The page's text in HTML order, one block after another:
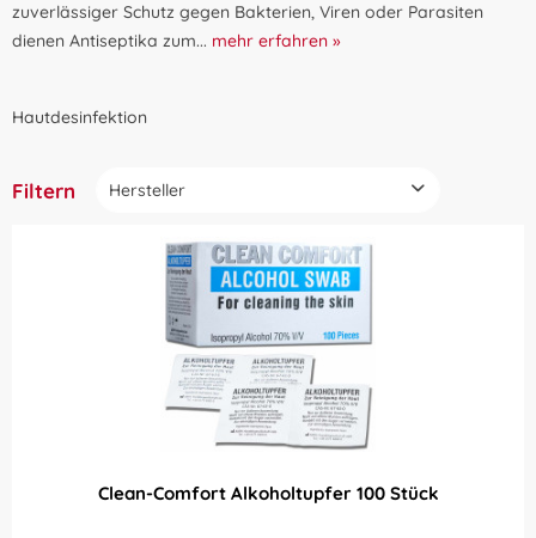
zuverlässiger Schutz gegen Bakterien, Viren oder Parasiten
dienen Antiseptika zum... mehr erfahren »
Hautdesinfektion
Filtern Hersteller
AMPri Handelsgesellschaft mbH
Paul Hartmann AG
Schülke & Mayr GmbH
von bis13,17 €
Sofort lieferbar
Clean-Comfort Alkoholtupfer 100 Stück